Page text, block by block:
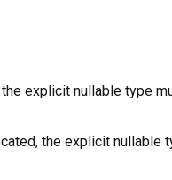
explicit nullable type
the explicit nullable